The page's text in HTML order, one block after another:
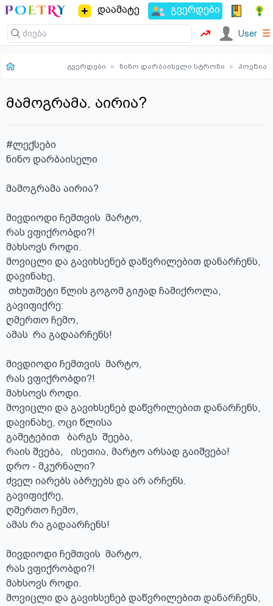
დაამატე გვერდები
User ☰
გვერდები ▸ ნინო დარბაისელი სტრონი ▸ პოეზია
მამოგრამა. აირია?
#ლექსები
ნინო დარბაისელი
მამოგრამა აირია?
მივდიოდი ჩემთვის  მარტო,
რას ვფიქრობდი?!
მახსოვს როდი.
მოვიცლი და გავიხსენებ დაწვრილებით დანარჩენს,
დავინახე,
გავიფიქრე:
ღმერთო ჩემო,
ამას  რა გადაარჩენს!
მივდიოდი ჩემთვის  მარტო,
რას ვფიქრობდი?!
მახსოვს როდი.
მოვიცლი და გავიხსენებ დაწვრილებით დანარჩენს,
დავინახე, ოცი წლისა
გამეტებით   ბარგს  შეება,
რაის შვება,   ისეთია, მარტო არსად გაიშვება!
დრო - მკურნალი?
ძველ იარებს აბრუებს და არ არჩენს.
გავიფიქრე,
ღმერთო ჩემო,
ამას რა გადაარჩენს!
მივდიოდი ჩემთვის  მარტო,
რას ვფიქრობდი?!
მახსოვს როდი.
მოვიცლი და გავიხსენებ დაწვრილებით დანარჩენს,